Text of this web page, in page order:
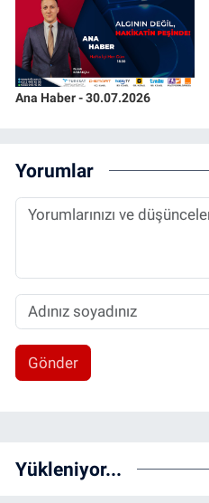
Ana Haber - 30.07.2026
Yorumlar
Gönder
Yükleniyor...